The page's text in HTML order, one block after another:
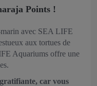
Points !
avec SEA LIFE
aux tortues de
Aquariums offre une
car vous